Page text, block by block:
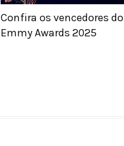
Confira os vencedores do
Emmy Awards 2025